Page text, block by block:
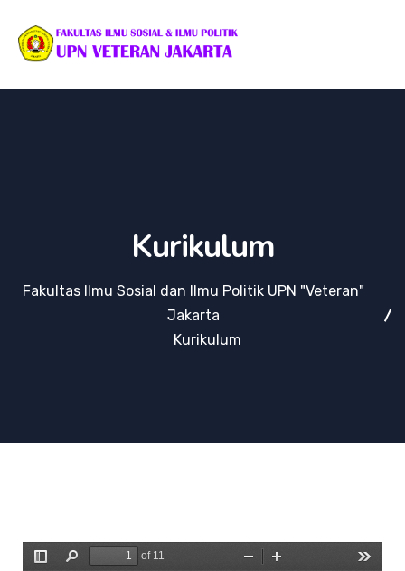
Kurikulum
Fakultas Ilmu Sosial dan Ilmu Politik UPN "Veteran"
Jakarta
Kurikulum